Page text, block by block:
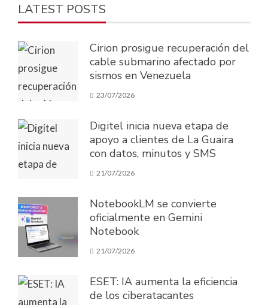
LATEST POSTS
Cirion prosigue recuperación del
cable submarino afectado por
sismos en Venezuela
23/07/2026
Digitel inicia nueva etapa de
apoyo a clientes de La Guaira
con datos, minutos y SMS
21/07/2026
NotebookLM se convierte
oficialmente en Gemini
Notebook
21/07/2026
ESET: IA aumenta la eficiencia
de los ciberatacantes